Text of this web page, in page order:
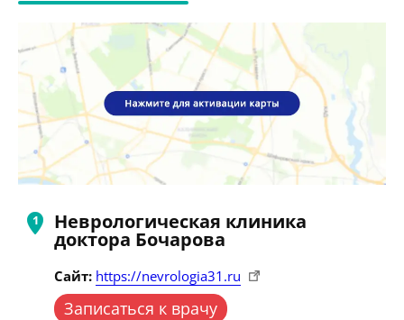
Неврологическая клиника
доктора Бочарова
Сайт: https://nevrologia31.ru
Записаться к врачу